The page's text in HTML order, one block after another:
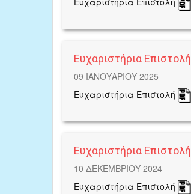
Ευχαριστήρια Επιστολή
09 ΙΑΝΟΥΑΡΙΟΥ 2025
Ευχαριστήρια Επιστολή
Ευχαριστήρια Επιστολή
10 ΔΕΚΕΜΒΡΙΟΥ 2024
Ευχαριστήρια Επιστολή